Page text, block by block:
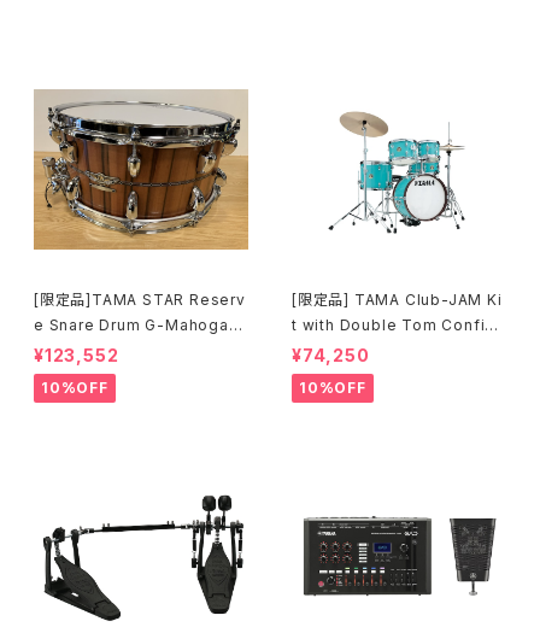
[限定品]TAMA STAR Reserv
e Snare Drum G-Mahogany
TGHS1465S-SNT
¥123,552
10%OFF
[限定品] TAMA Club-JAM Ki
t with Double Tom Configu
ration アクア・ブルー (AQB) L
JK56S-AQB
¥74,250
10%OFF